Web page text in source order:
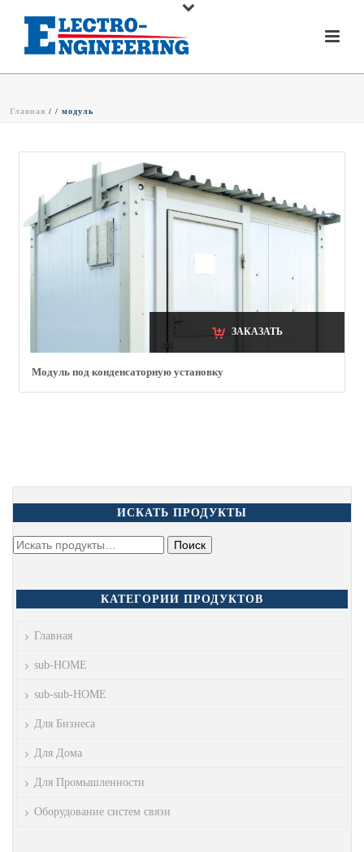
Главная / / модуль
ЗАКАЗАТЬ
Модуль под конденсаторную установку
ИСКАТЬ ПРОДУКТЫ
КАТЕГОРИИ ПРОДУКТОВ
Главная
sub-HOME
sub-sub-HOME
Для Бизнеса
Для Дома
Для Промышленности
Оборудование систем связи